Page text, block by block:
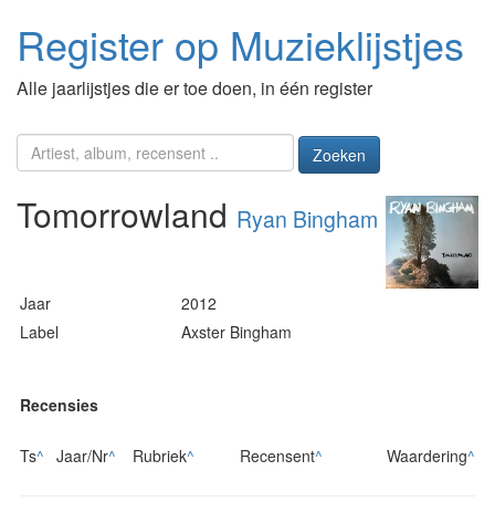
Register op Muzieklijstjes
Alle jaarlijstjes die er toe doen, in één register
Zoeken
Tomorrowland Ryan Bingham
Jaar
2012
Label
Axster Bingham
Recensies
Ts^ Jaar/Nr^ Rubriek^ Recensent^ Waardering^